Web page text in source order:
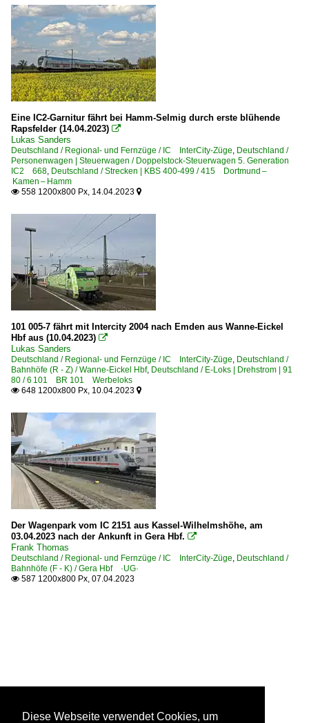
Eine IC2-Garnitur fährt bei Hamm-Selmig durch erste blühende
Rapsfelder (14.04.2023) 
Lukas Sanders
Deutschland / Regional- und Fernzüge / IC InterCity-Züge Deutschland /
Personenwagen | Steuerwagen / Doppelstock-Steuerwagen 5. Generation
IC2 668 Deutschland / Strecken | KBS 400-499 / 415 Dortmund –
Kamen – Hamm
 558 1200x800 Px, 14.04.2023 
101 005-7 fährt mit Intercity 2004 nach Emden aus Wanne-Eickel
Hbf aus (10.04.2023) 
Lukas Sanders
Deutschland / Regional- und Fernzüge / IC InterCity-Züge Deutschland /
Bahnhöfe (R - Z) / Wanne-Eickel Hbf, Deutschland / E-Loks | Drehstrom | 91
80 / 6 101 BR 101 Werbeloks
 648 1200x800 Px, 10.04.2023 
Der Wagenpark vom IC 2151 aus Kassel-Wilhelmshöhe, am
03.04.2023 nach der Ankunft in Gera Hbf. 
Frank Thomas
Deutschland / Regional- und Fernzüge / IC InterCity-Züge Deutschland /
Bahnhöfe (F - K) / Gera Hbf ·UG·
 587 1200x800 Px, 07.04.2023
Diese Webseite verwendet Cookies, um